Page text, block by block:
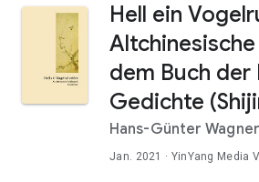
Hell ein
dem Buch der
Gedichte
Hans-Günter Wagner
Jan. 2021 · YinYang Media